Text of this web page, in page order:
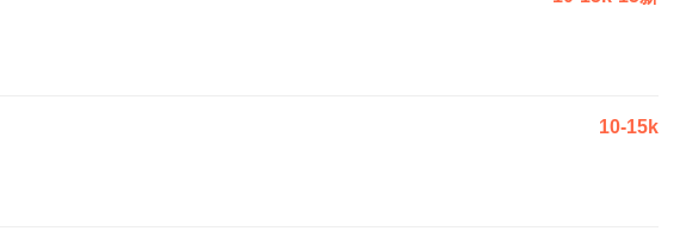
10-15k